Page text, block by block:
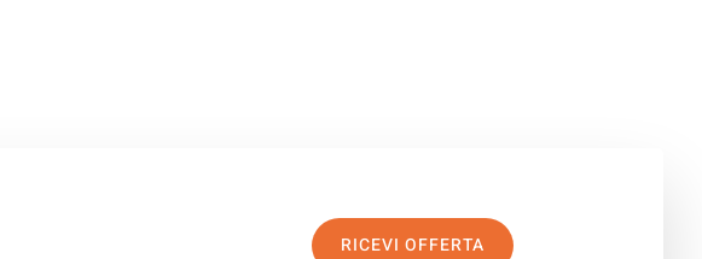
RICEVI OFFERTA